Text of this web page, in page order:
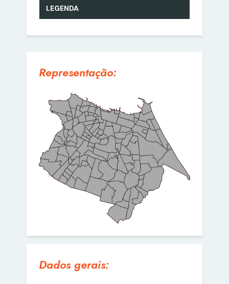
Representação:
Dados gerais: